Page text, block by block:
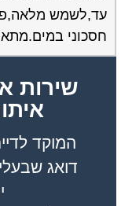
עד,לשמש
חסכוני
שירות
המוקד
דואג